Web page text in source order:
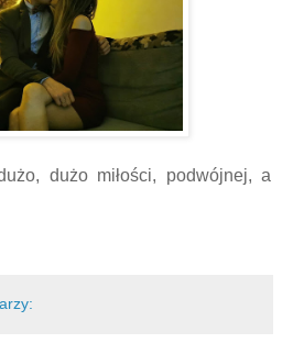
dużo miłości, podwójnej, a